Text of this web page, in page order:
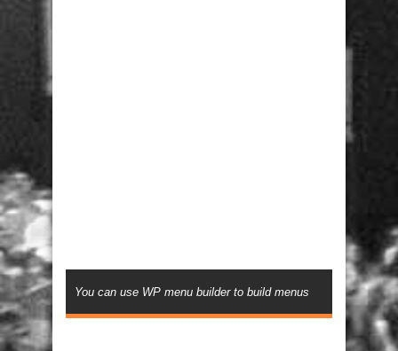
You can use WP menu builder to build menus